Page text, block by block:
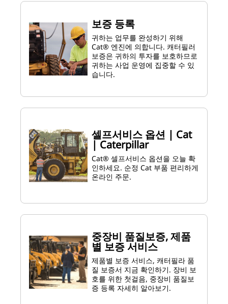
보증 등록
귀하는 업무를 완성하기 위해
Cat® 엔진에 의합니다. 캐터필러
보증은 귀하의 투자를 보호하므로
귀하는 사업 운영에 집중할 수 있
습니다.
셀프서비스 옵션 | Cat
| Caterpillar
Cat® 셀프서비스 옵션을 오늘 확
인하세요. 순정 Cat 부품 편리하게
온라인 주문.
중장비 품질보증, 제품
별 보증 서비스
제품별 보증 서비스, 캐터필라 품
질 보증서 지금 확인하기. 장비 보
호를 위한 첫걸음, 중장비 품질보
증 등록 자세히 알아보기.